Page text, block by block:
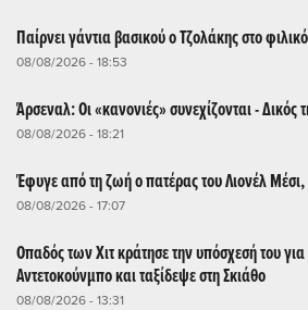
Παίρνει γάντια βασικού ο Τζολάκης στο
08/08/2026 - 18:53
Άρσεναλ: Οι «κανονιές» συνεχίζονται -
08/08/2026 - 18:21
Έφυγε από τη ζωή ο πατέρας του Λιονέλ
08/08/2026 - 17:07
Οπαδός των Χιτ κράτησε την υπόσχεσή του για
Αντετοκούνμπο και ταξίδεψε στη Σκιάθο
08/08/2026 - 13:31